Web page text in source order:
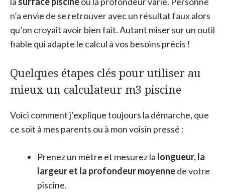
n’a envie de se retrouver avec un résultat faux alors
qu’on croyait avoir bien fait. Autant miser sur un outil
fiable qui adapte le calcul à vos besoins précis !
Quelques étapes clés pour utiliser au
mieux un calculateur m3 piscine
Voici comment j’explique toujours la démarche, que
ce soit à mes parents ou à mon voisin pressé :
Prenez un mètre et mesurez la longueur, la
largeur et la profondeur moyennede votre
piscine.